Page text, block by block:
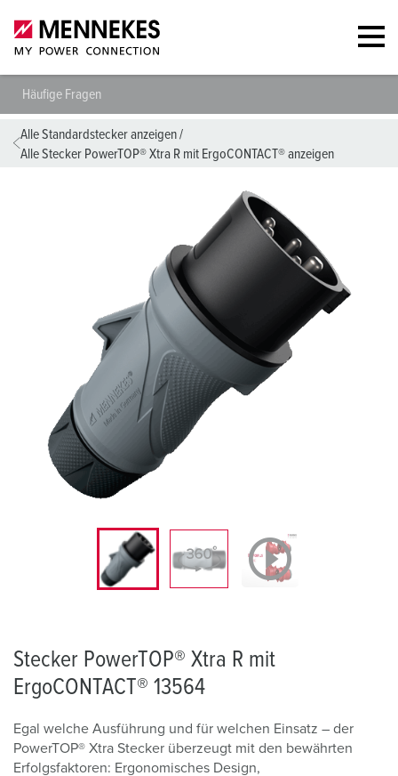
Häufige Fragen
Alle Standardstecker anzeigen/
Alle Stecker PowerTOP® Xtra R mit ErgoCONTACT® anzeigen
Stecker PowerTOP® Xtra R mit
ErgoCONTACT® 13564
Egal welche Ausführung und für welchen Einsatz – der
PowerTOP® Xtra Stecker überzeugt mit den bewährten
Erfolgsfaktoren: Ergonomisches Design,